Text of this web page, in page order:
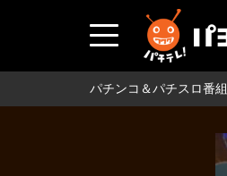
パチンコ＆パチスロ番組